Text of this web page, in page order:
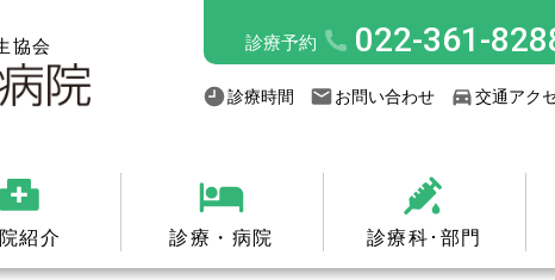
診療予約 022-361-
診療時間 お問い合わせ 交通アク
紹介 診療・病院 診療科･部門